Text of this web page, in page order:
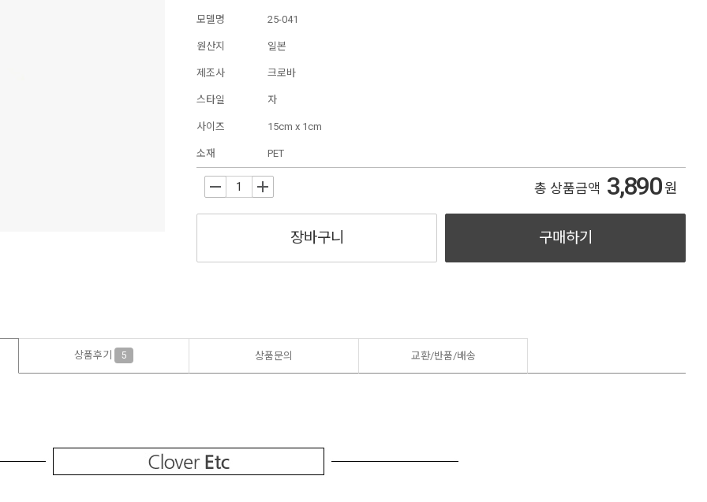
모델명 25-041
원산지 일본
제조사 크로바
스타일 자
사이즈 15cm x 1cm
소재 PET
+ 총 상품금액 3,890원
장바구니 구매하기
상품후기 5 상품문의 교환/반품/배송